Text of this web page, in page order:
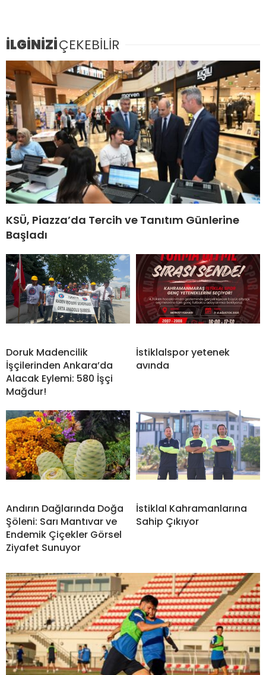
İLGİNİZİÇEKEBİLİR
KSÜ, Piazza’da Tercih ve Tanıtım Günlerine
Başladı
Doruk Madencilik
İşçilerinden Ankara’da
Alacak Eylemi: 580 İşçi
Mağdur!
İstiklalspor yetenek
avında
Andırın Dağlarında Doğa
Şöleni: Sarı Mantıvar ve
Endemik Çiçekler Görsel
Ziyafet Sunuyor
İstiklal Kahramanlarına
Sahip Çıkıyor